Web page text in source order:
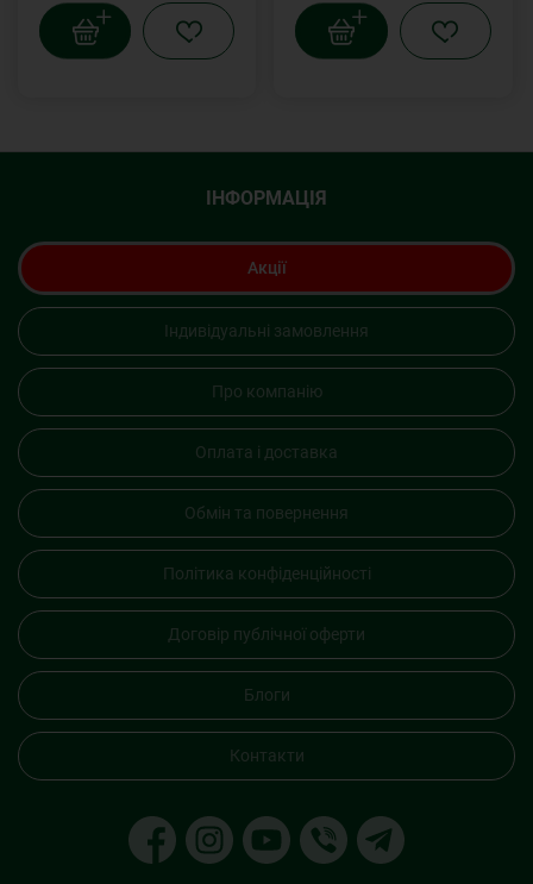
ІНФОРМАЦІЯ
Акції
Індивідуальні замовлення
Про компанію
Оплата і доставка
Обмін та повернення
Політика конфіденційності
Договір публічної оферти
Блоги
Контакти